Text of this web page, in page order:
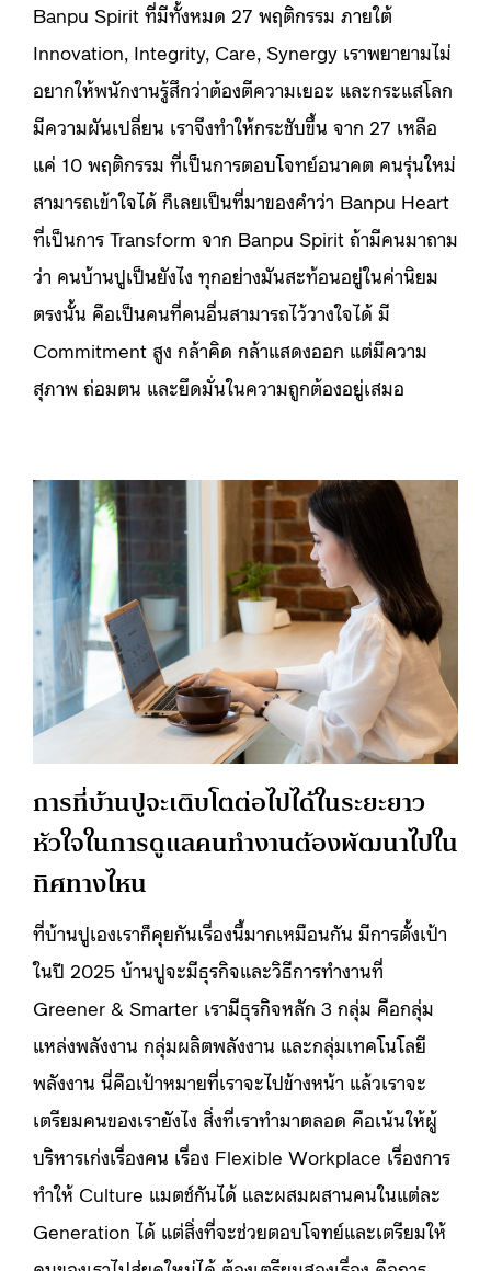
Banpu Spirit ที่มีทั้งหมด 27 พฤติกรรม ภายใต้
Innovation, Integrity, Care, Synergy เราพยายามไม่
อยากให้พนักงานรู้สึกว่าต้องตีความเยอะ และกระแสโลก
มีความผันเปลี่ยน เราจึงทำให้กระชับขึ้น จาก 27 เหลือ
แค่ 10 พฤติกรรม ที่เป็นการตอบโจทย์อนาคต คนรุ่นใหม่
สามารถเข้าใจได้ ก็เลยเป็นที่มาของคำว่า Banpu Heart
ที่เป็นการ Transform จาก Banpu Spirit ถ้ามีคนมาถาม
ว่า คนบ้านปูเป็นยังไง ทุกอย่างมันสะท้อนอยู่ในค่านิยม
ตรงนั้น คือเป็นคนที่คนอื่นสามารถไว้วางใจได้ มี
Commitment สูง กล้าคิด กล้าแสดงออก แต่มีความ
สุภาพ ถ่อมตน และยึดมั่นในความถูกต้องอยู่เสมอ
การที่บ้านปูจะเติบโตต่อไปได้ในระยะยาว
หัวใจในการดูแลคนทำงานต้องพัฒนาไปใน
ทิศทางไหน
ที่บ้านปูเองเราก็คุยกันเรื่องนี้มากเหมือนกัน มีการตั้งเป้า
ในปี 2025 บ้านปูจะมีธุรกิจและวิธีการทำงานที่
Greener & Smarter เรามีธุรกิจหลัก 3 กลุ่ม คือกลุ่ม
แหล่งพลังงาน กลุ่มผลิตพลังงาน และกลุ่มเทคโนโลยี
พลังงาน นี่คือเป้าหมายที่เราจะไปข้างหน้า แล้วเราจะ
เตรียมคนของเรายังไง สิ่งที่เราทำมาตลอด คือเน้นให้ผู้
บริหารเก่งเรื่องคน เรื่อง Flexible Workplace เรื่องการ
ทำให้ Culture แมตช์กันได้ และผสมผสานคนในแต่ละ
Generation ได้ แต่สิ่งที่จะช่วยตอบโจทย์และเตรียมให้